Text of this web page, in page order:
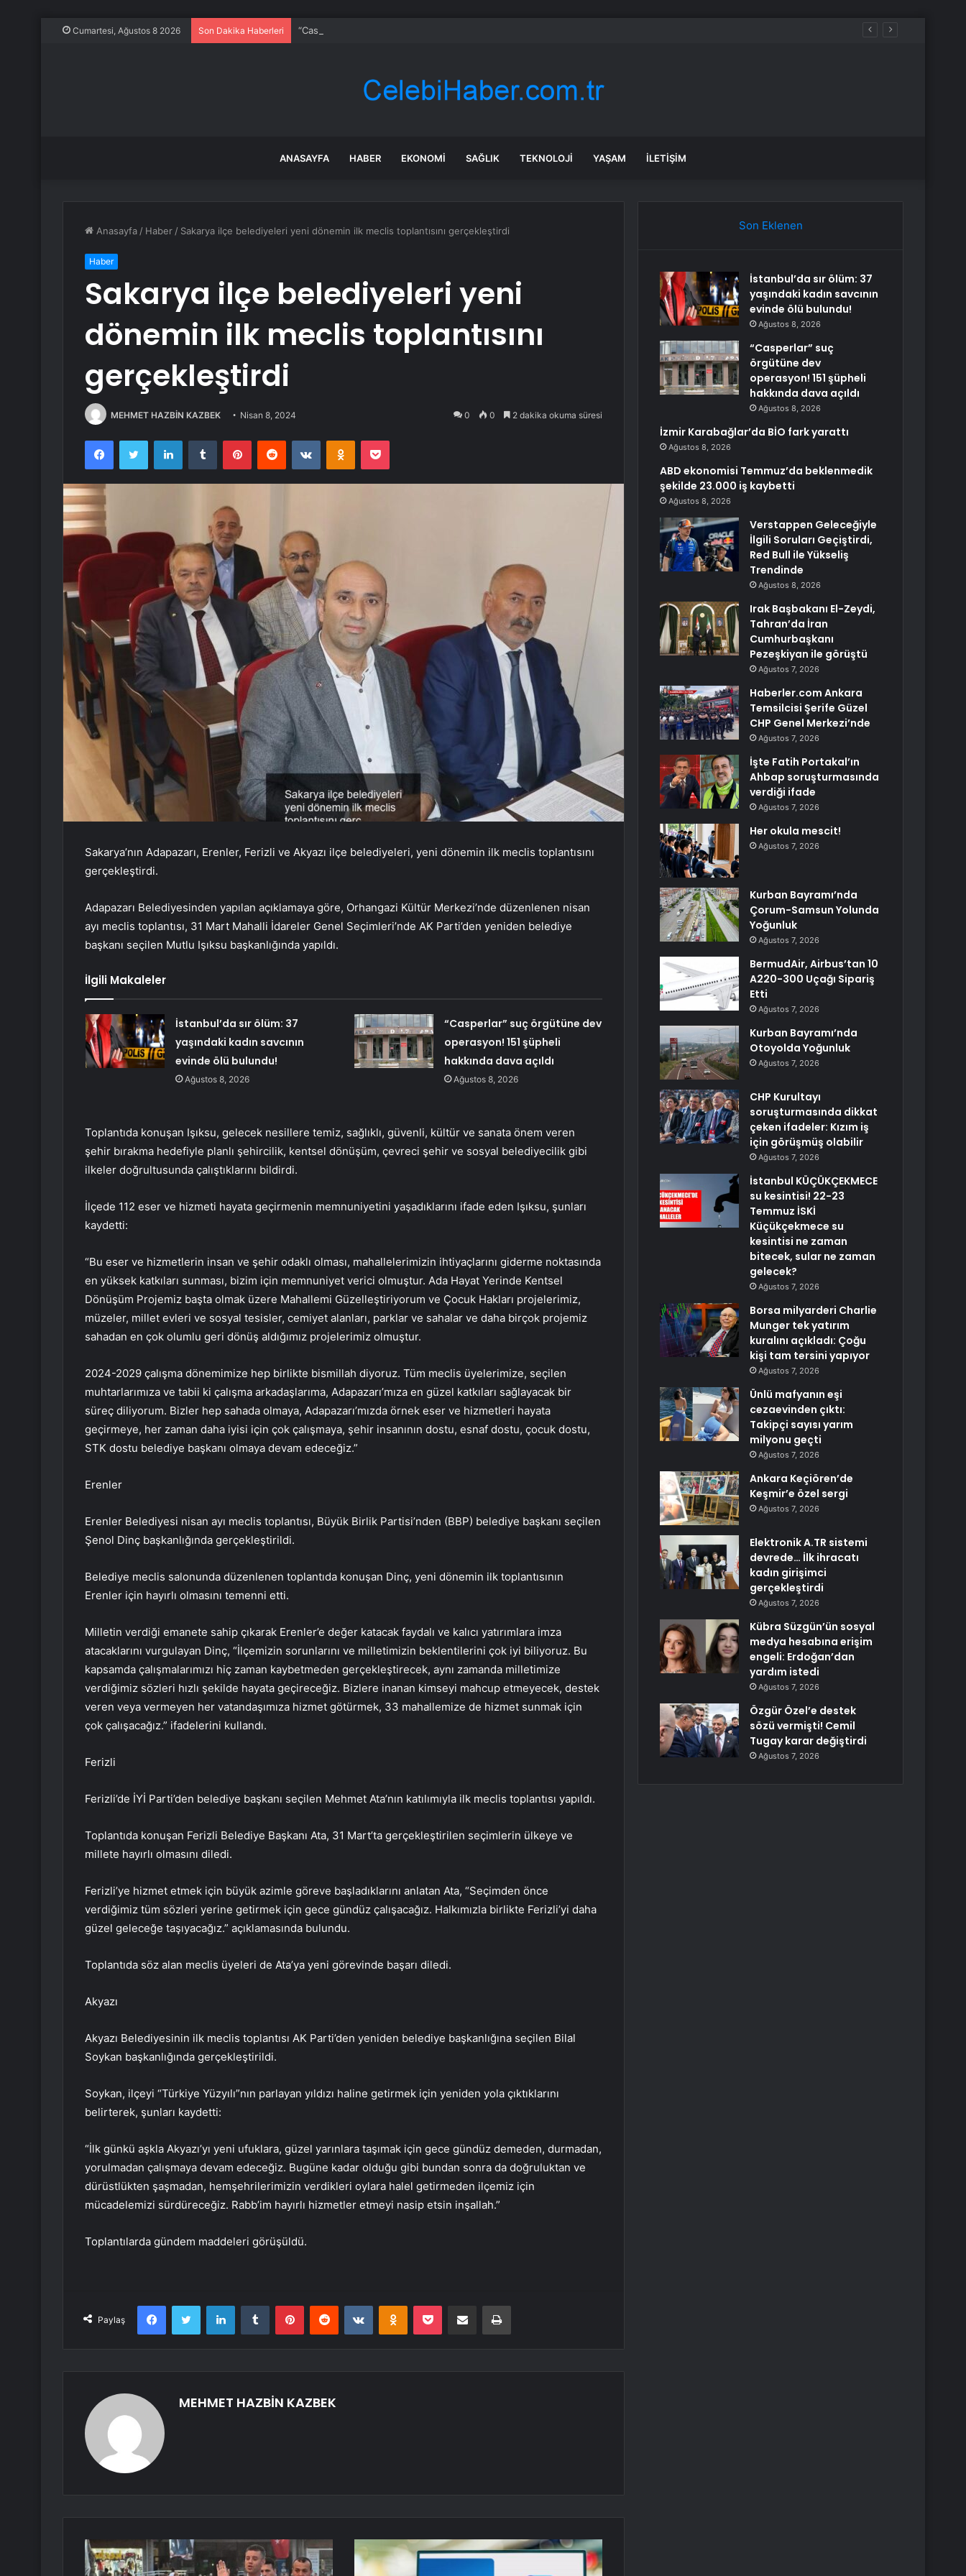
Cumartesi, Ağustos 8 2026 Son Dakika Haberleri “Casperlar” suç örgütüne dev operasyon! 151 şüpheli hakkında dava açıldı
ANASAYFA HABER EKONOMI SAĞLIK TEKNOLOJI YAŞAM İLETIŞIM
Anasayfa / Haber / Sakarya ilçe belediyeleri yeni dönemin ilk meclis toplantısını gerçekleştirdi
Haber
Sakarya ilçe belediyeleri yeni
dönemin ilk meclis toplantısını
gerçekleştirdi
MEHMET HAZBİN KAZBEK Nisan 8, 2024 0 0 2 dakika okuma süresi
FacebookTwitter LinkedInTumblr PinterestReddit VKontakteOdnoklassniki
Pocket
Sakarya’nın Adapazarı, Erenler, Ferizli ve Akyazı ilçe belediyeleri, yeni dönemin ilk meclis toplantısını
gerçekleştirdi.
Adapazarı Belediyesinden yapılan açıklamaya göre, Orhangazi Kültür Merkezi’nde düzenlenen nisan
ayı meclis toplantısı, 31 Mart Mahalli İdareler Genel Seçimleri’nde AK Parti’den yeniden belediye
başkanı seçilen Mutlu Işıksu başkanlığında yapıldı.
İlgili Makaleler
İstanbul’da sır ölüm: 37
yaşındaki kadın savcının
evinde ölü bulundu!
Ağustos 8, 2026
“Casperlar” suç örgütüne dev
operasyon! 151 şüpheli
hakkında dava açıldı
Ağustos 8, 2026
Toplantıda konuşan Işıksu, gelecek nesillere temiz, sağlıklı, güvenli, kültür ve sanata önem veren
şehir bırakma hedefiyle planlı şehircilik, kentsel dönüşüm, çevreci şehir ve sosyal belediyecilik gibi
ilkeler doğrultusunda çalıştıklarını bildirdi.
İlçede 112 eser ve hizmeti hayata geçirmenin memnuniyetini yaşadıklarını ifade eden Işıksu, şunları
kaydetti:
“Bu eser ve hizmetlerin insan ve şehir odaklı olması, mahallelerimizin ihtiyaçlarını giderme noktasında
en yüksek katkıları sunması, bizim için memnuniyet verici olmuştur. Ada Hayat Yerinde Kentsel
Dönüşüm Projemiz başta olmak üzere Mahallemi Güzelleştiriyorum ve Çocuk Hakları projelerimiz,
müzeler, millet evleri ve sosyal tesisler, cemiyet alanları, parklar ve sahalar ve daha birçok projemiz
sahadan en çok olumlu geri dönüş aldığımız projelerimiz olmuştur.
2024-2029 çalışma dönemimize hep birlikte bismillah diyoruz. Tüm meclis üyelerimize, seçilen
muhtarlarımıza ve tabii ki çalışma arkadaşlarıma, Adapazarı’mıza en güzel katkıları sağlayacak bir
süreç diliyorum. Bizler hep sahada olmaya, Adapazarı’mızda örnek eser ve hizmetleri hayata
geçirmeye, her zaman daha iyisi için çok çalışmaya, şehir insanının dostu, esnaf dostu, çocuk dostu,
STK dostu belediye başkanı olmaya devam edeceğiz.”
Erenler
Erenler Belediyesi nisan ayı meclis toplantısı, Büyük Birlik Partisi’nden (BBP) belediye başkanı seçilen
Şenol Dinç başkanlığında gerçekleştirildi.
Belediye meclis salonunda düzenlenen toplantıda konuşan Dinç, yeni dönemin ilk toplantısının
Erenler için hayırlı olmasını temenni etti.
Milletin verdiği emanete sahip çıkarak Erenler’e değer katacak faydalı ve kalıcı yatırımlara imza
atacaklarını vurgulayan Dinç, “İlçemizin sorunlarını ve milletimizin beklentilerini çok iyi biliyoruz. Bu
kapsamda çalışmalarımızı hiç zaman kaybetmeden gerçekleştirecek, aynı zamanda milletimize
verdiğimiz sözleri hızlı şekilde hayata geçireceğiz. Bizlere inanan kimseyi mahcup etmeyecek, destek
veren veya vermeyen her vatandaşımıza hizmet götürmek, 33 mahallemize de hizmet sunmak için
çok çalışacağız.” ifadelerini kullandı.
Ferizli
Ferizli’de İYİ Parti’den belediye başkanı seçilen Mehmet Ata’nın katılımıyla ilk meclis toplantısı yapıldı.
Toplantıda konuşan Ferizli Belediye Başkanı Ata, 31 Mart’ta gerçekleştirilen seçimlerin ülkeye ve
millete hayırlı olmasını diledi.
Ferizli’ye hizmet etmek için büyük azimle göreve başladıklarını anlatan Ata, “Seçimden önce
verdiğimiz tüm sözleri yerine getirmek için gece gündüz çalışacağız. Halkımızla birlikte Ferizli’yi daha
güzel geleceğe taşıyacağız.” açıklamasında bulundu.
Toplantıda söz alan meclis üyeleri de Ata’ya yeni görevinde başarı diledi.
Akyazı
Akyazı Belediyesinin ilk meclis toplantısı AK Parti’den yeniden belediye başkanlığına seçilen Bilal
Soykan başkanlığında gerçekleştirildi.
Soykan, ilçeyi “Türkiye Yüzyılı”nın parlayan yıldızı haline getirmek için yeniden yola çıktıklarını
belirterek, şunları kaydetti:
“İlk günkü aşkla Akyazı’yı yeni ufuklara, güzel yarınlara taşımak için gece gündüz demeden, durmadan,
yorulmadan çalışmaya devam edeceğiz. Bugüne kadar olduğu gibi bundan sonra da doğruluktan ve
dürüstlükten şaşmadan, hemşehrilerimizin verdikleri oylara halel getirmeden ilçemiz için
mücadelemizi sürdüreceğiz. Rabb’im hayırlı hizmetler etmeyi nasip etsin inşallah.”
Toplantılarda gündem maddeleri görüşüldü.
Paylaş
FacebookTwitter LinkedInTumblr PinterestReddit VKontakteOdnoklassniki
Pocket E-Posta ile paylaş Yazdır
MEHMET HAZBİN KAZBEK
Son Eklenen
İstanbul’da sır ölüm: 37
yaşındaki kadın savcının
evinde ölü bulundu!
Ağustos 8, 2026
“Casperlar” suç
örgütüne dev
operasyon! 151 şüpheli
hakkında dava açıldı
Ağustos 8, 2026
İzmir Karabağlar’da BİO fark yarattı
Ağustos 8, 2026
ABD ekonomisi Temmuz’da beklenmedik
şekilde 23.000 iş kaybetti
Ağustos 8, 2026
Verstappen Geleceğiyle
İlgili Soruları Geçiştirdi,
Red Bull ile Yükseliş
Trendinde
Ağustos 8, 2026
Irak Başbakanı El-Zeydi,
Tahran’da İran
Cumhurbaşkanı
Pezeşkiyan ile görüştü
Ağustos 7, 2026
Haberler.com Ankara
Temsilcisi Şerife Güzel
CHP Genel Merkezi’nde
Ağustos 7, 2026
İşte Fatih Portakal’ın
Ahbap soruşturmasında
verdiği ifade
Ağustos 7, 2026
Her okula mescit!
Ağustos 7, 2026
Kurban Bayramı’nda
Çorum-Samsun Yolunda
Yoğunluk
Ağustos 7, 2026
BermudAir, Airbus’tan 10
A220-300 Uçağı Sipariş
Etti
Ağustos 7, 2026
Kurban Bayramı’nda
Otoyolda Yoğunluk
Ağustos 7, 2026
CHP Kurultayı
soruşturmasında dikkat
çeken ifadeler: Kızım iş
için görüşmüş olabilir
Ağustos 7, 2026
İstanbul KÜÇÜKÇEKMECE
su kesintisi! 22-23
Temmuz İSKİ
Küçükçekmece su
kesintisi ne zaman
bitecek, sular ne zaman
gelecek?
Ağustos 7, 2026
Borsa milyarderi Charlie
Munger tek yatırım
kuralını açıkladı: Çoğu
kişi tam tersini yapıyor
Ağustos 7, 2026
Ünlü mafyanın eşi
cezaevinden çıktı:
Takipçi sayısı yarım
milyonu geçti
Ağustos 7, 2026
Ankara Keçiören’de
Keşmir’e özel sergi
Ağustos 7, 2026
Elektronik A.TR sistemi
devrede… İlk ihracatı
kadın girişimci
gerçekleştirdi
Ağustos 7, 2026
Kübra Süzgün’ün sosyal
medya hesabına erişim
engeli: Erdoğan’dan
yardım istedi
Ağustos 7, 2026
Özgür Özel’e destek
sözü vermişti! Cemil
Tugay karar değiştirdi
Ağustos 7, 2026